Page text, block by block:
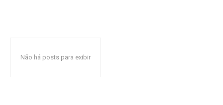
Não há posts para exibir